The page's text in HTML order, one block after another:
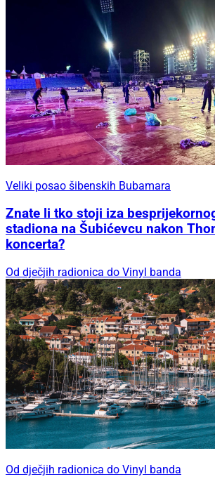
Veliki posao šibenskih Bubamara
Znate li tko stoji iza
stadiona na Šubićevcu nakon
koncerta?
Od dječjih radionica do Vinyl banda
Od dječjih radionica do Vinyl banda